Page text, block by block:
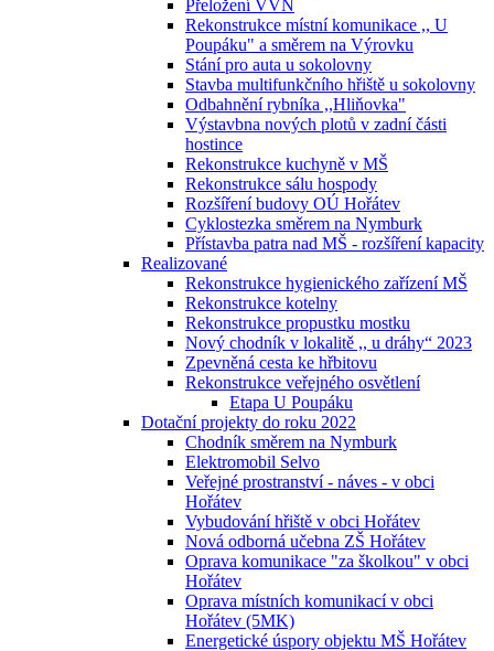
Přeložení VVN
Rekonstrukce místní komunikace ,, U
Poupáku" a směrem na Výrovku
Stání pro auta u sokolovny
Stavba multifunkčního hřiště u sokolovny
Odbahnění rybníka ,,Hliňovka"
Výstavbna nových plotů v zadní části
hostince
Rekonstrukce kuchyně v MŠ
Rekonstrukce sálu hospody
Rozšíření budovy OÚ Hořátev
Cyklostezka směrem na Nymburk
Přístavba patra nad MŠ - rozšíření kapacity
Realizované
Rekonstrukce hygienického zařízení MŠ
Rekonstrukce kotelny
Rekonstrukce propustku mostku
Nový chodník v lokalitě ,, u dráhy“ 2023
Zpevněná cesta ke hřbitovu
Rekonstrukce veřejného osvětlení
Etapa U Poupáku
Dotační projekty do roku 2022
Chodník směrem na Nymburk
Elektromobil Selvo
Veřejné prostranství - náves - v obci
Hořátev
Vybudování hřiště v obci Hořátev
Nová odborná učebna ZŠ Hořátev
Oprava komunikace "za školkou" v obci
Hořátev
Oprava místních komunikací v obci
Hořátev (5MK)
Energetické úspory objektu MŠ Hořátev